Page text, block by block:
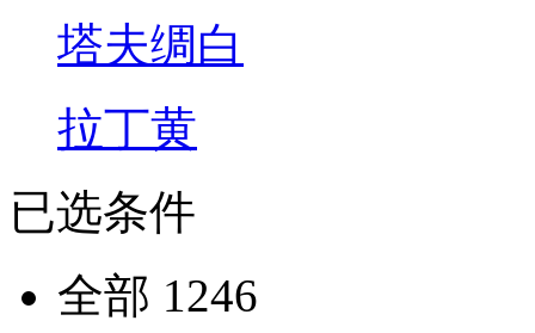
塔夫绸白
拉丁黄
已选条件
全部 1246